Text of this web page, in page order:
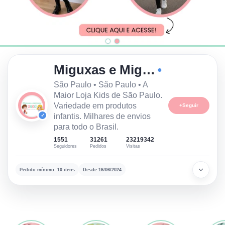
✓
Miguxas e Miguxos Kids ●
São Paulo • São Paulo • A
Maior Loja Kids de São Paulo.
Variedade em produtos
infantis. Milhares de envios
para todo o Brasil.
1551
Seguidores
31261
Pedidos
23219342
Visitas
+Seguir
Pedido mínimo: 10 itens Desde 16/06/2024